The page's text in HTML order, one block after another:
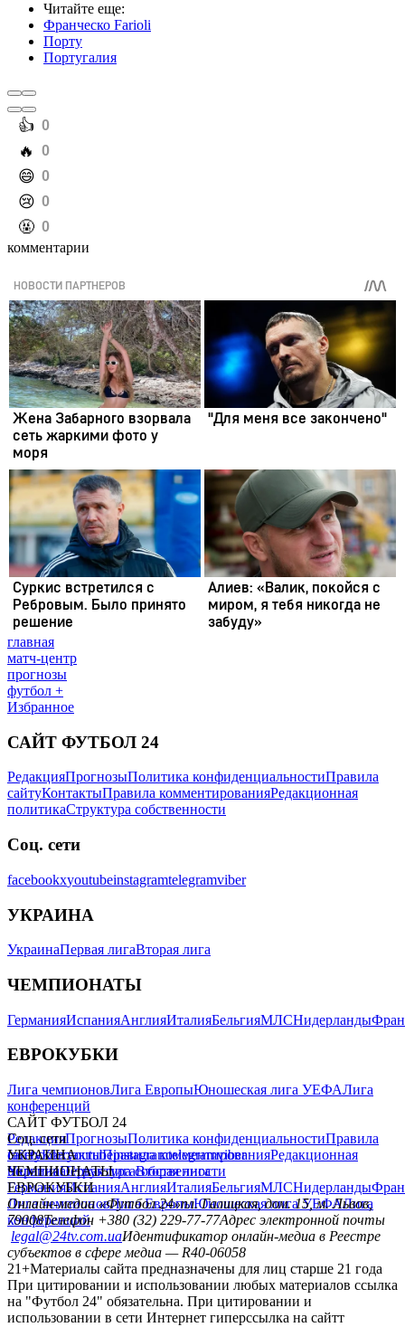
Читайте еще:
Франческо Farioli
Порту
Португалия
️👍 0
️🔥 0
️😄 0
️😢 0
️🤬 0
комментарии
главная
матч-центр
прогнозы
футбол +
Избранное
САЙТ ФУТБОЛ 24
РедакцияПрогнозыПолитика конфиденциальностиПравила
сайтуКонтактыПравила комментированияРедакционная
политикаСтруктура собственности
Соц. сети
facebookxyoutubeinstagramtelegramviber
УКРАИНА
УкраинаПервая лигаВторая лига
ЧЕМПИОНАТЫ
ГерманияИспанияАнглияИталияБельгияМЛСНидерланды
ЕВРОКУБКИ
Лига чемпионовЛига ЕвропыЮношеская лига УЕФАЛига
конференций
САЙТ ФУТБОЛ 24
РедакцияПрогнозыПолитика конфиденциальностиПравила
сайтуКонтактыПравила комментированияРедакционная
политикаСтруктура собственности
Соц. сети
facebookxyoutubeinstagramtelegramviber
УКРАИНА
УкраинаПервая лигаВторая лига
ЧЕМПИОНАТЫ
ГерманияИспанияАнглияИталияБельгияМЛСНидерланды
ЕВРОКУБКИ
Лига чемпионовЛига ЕвропыЮношеская лига УЕФАЛига
конференций
Онлайн-медиа «Футбол 24»пл. Галицкая, дом. 15, м. Львов,
79008Телефон +380 (32) 229-77-77Адрес электронной почты
legal@24tv.com.uaИдентификатор онлайн-медиа в Реестре
субъектов в сфере медиа — R40-06058
21+Материалы сайта предназначены для лиц старше 21 года
При цитировании и использовании любых материалов ссылка
на "Футбол 24" обязательна. При цитировании и
использовании в сети Интернет гиперссылка на сайтт